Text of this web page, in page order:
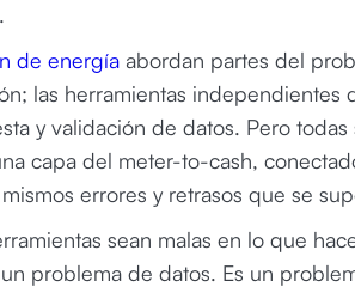
de energía abordan partes del
las herramientas independientes
y validación de datos. Pero
capa del meter-to-cash,
errores y retrasos que se
sean malas en lo que
problema de datos. Es un